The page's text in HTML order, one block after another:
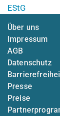
EStG
Über uns
Impressum
AGB
Datenschutz
Presse
Preise